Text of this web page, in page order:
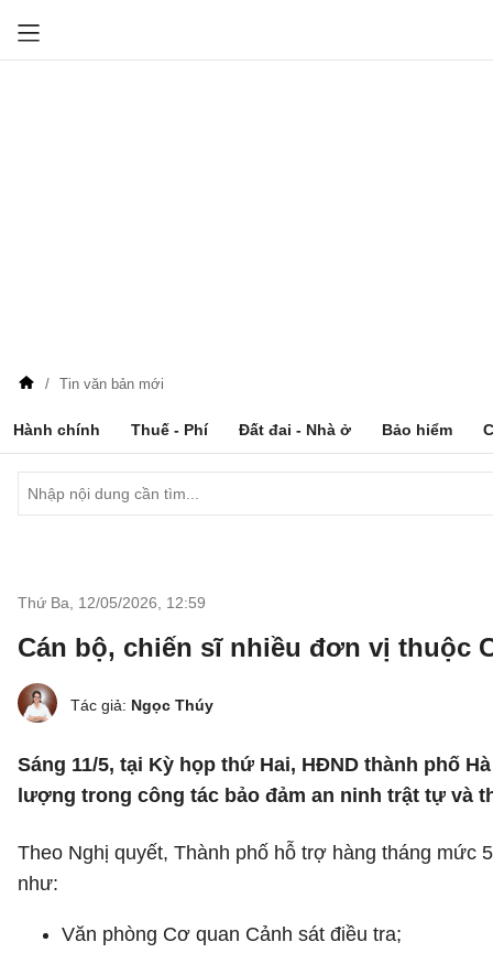
Tin văn bản mới
Hành chính Thuế - Phí Đất đai - Nhà ở Bảo hiểm
Thứ Ba, 12/05/2026 12:59
Cán bộ, chiến sĩ nhiều đơn vị thuộc
Tác giả: Ngọc Thúy
Sáng 11/5, tại Kỳ họp thứ Hai, HĐND thành phố
lượng trong công tác bảo đảm an ninh trật tự và
Theo Nghị quyết, Thành phố hỗ trợ hàng tháng mức
như:
Văn phòng Cơ quan Cảnh sát điều tra;